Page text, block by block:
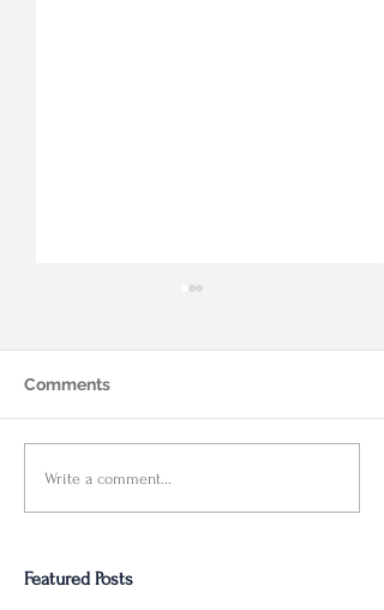
FHSA的细节规则解析，为
您揭秘攻略
Comments
Write a comment...
Featured Posts